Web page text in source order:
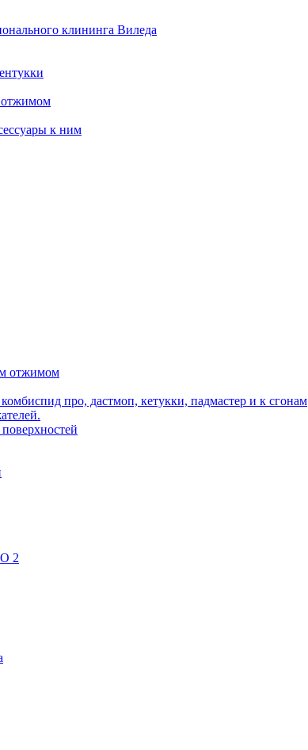
клининга Виледа
отжимом
к ним
отжимом
про, дастмоп, кетукки, падмастер и к сгонам
2